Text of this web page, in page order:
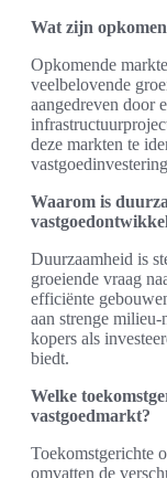
Wat zijn
Opkomende
veelbelovende
aangedreven door
deze markten te
Waarom is
Duurzaamheid is
groeiende vraag
efficiënte
aan strenge
kopers als
biedt.
Welke
vastgoedmarkt?
Toekomstgerichte
omvatten de